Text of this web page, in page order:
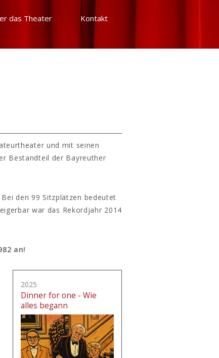
das Theater Kontakt
und mit seinen
Bestandteil der Bayreuther
den 99 Sitzplätzen bedeutet
war das Rekordjahr 2014
an!
2025
Dinner for one - Wie
alles begann